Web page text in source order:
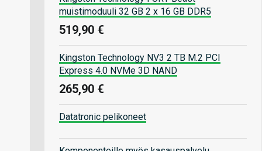
muistimoduuli 32 GB 2 x 16 GB DDR5
519,90 €
Kingston Technology NV3 2 TB M.2 PCI
Express 4.0 NVMe 3D NAND
265,90 €
Datatronic pelikoneet